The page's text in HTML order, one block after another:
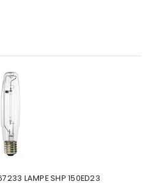
LAMPE SHP 150ED23